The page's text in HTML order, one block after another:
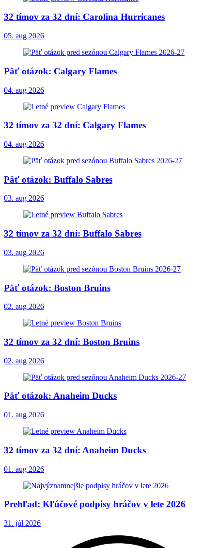
32 tímov za 32 dní: Carolina Hurricanes
05. aug 2026
Päť otázok: Calgary Flames
04. aug 2026
32 tímov za 32 dní: Calgary Flames
04. aug 2026
Päť otázok: Buffalo Sabres
03. aug 2026
32 tímov za 32 dní: Buffalo Sabres
03. aug 2026
Päť otázok: Boston Bruins
02. aug 2026
32 tímov za 32 dní: Boston Bruins
02. aug 2026
Päť otázok: Anaheim Ducks
01. aug 2026
32 tímov za 32 dní: Anaheim Ducks
01. aug 2026
Prehľad: Kľúčové podpisy hráčov v lete 2026
31. júl 2026